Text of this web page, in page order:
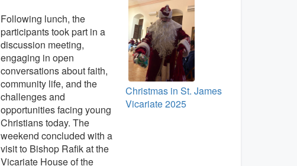
Following lunch, the
participants took part in a
discussion meeting,
engaging in open
conversations about faith,
community life, and the
challenges and
opportunities facing young
Christians today. The
weekend concluded with a
visit to Bishop Rafik at the
Vicariate House of the
Christmas in St. James
Vicariate 2025